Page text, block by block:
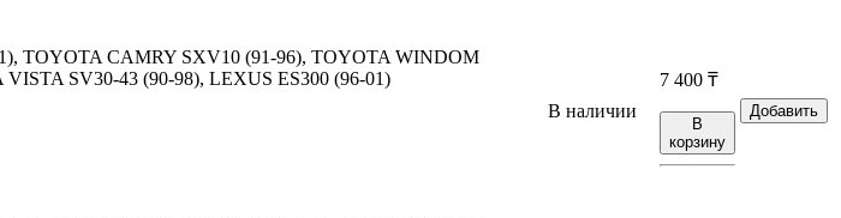
TOYOTA CAMRY SXV10 (91-96), TOYOTA WINDOM
SV30-43 (90-98), LEXUS ES300 (96-01)
В наличии
7 400 ₸
В
корзину
Добавить